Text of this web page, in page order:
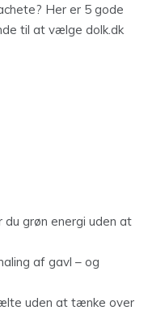
Her er 5 gode
til at vælge dolk.dk
du grøn energi uden at
af gavl – og
uden at tænke over